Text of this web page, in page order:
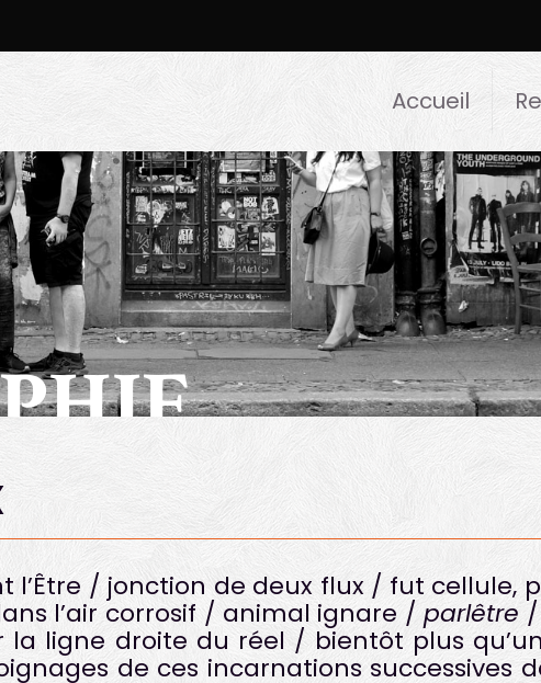
Accueil
l’Être / jonction de deux flux / fut cellule,
l’air corrosif / animal ignare / parlêtre
ligne droite du réel / bientôt plus
de ces incarnations successives